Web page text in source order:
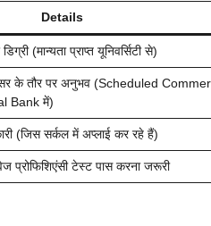
Details
(मान्यता प्राप्त यूनिवर्सिटी से)
के तौर पर अनुभव (Scheduled
Bank में)
(जिस सर्कल में अप्लाई कर रहे हैं)
प्रोफिशिएंसी टेस्ट पास करना जरूरी